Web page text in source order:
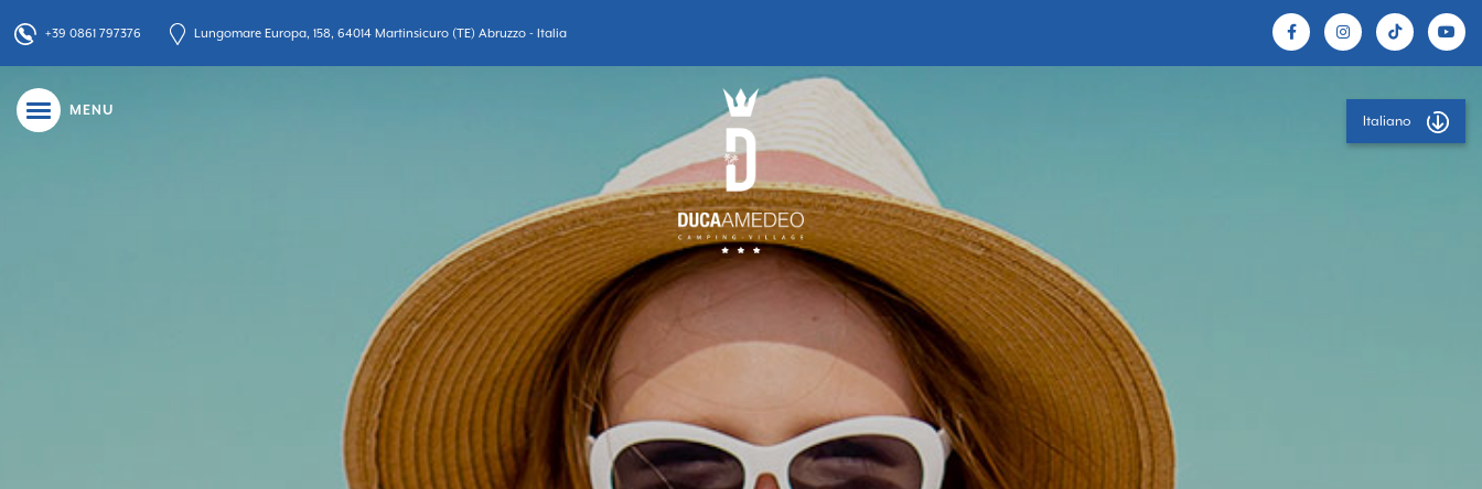
MENU
Italiano
+39 0861 797376 Lungomare Europa, 158, 64014 Martinsicuro (TE) Abruzzo - Italia